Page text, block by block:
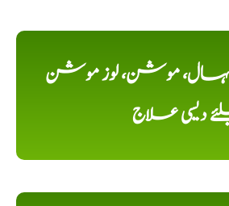
موشن، لوز موشن
دیسی علاج